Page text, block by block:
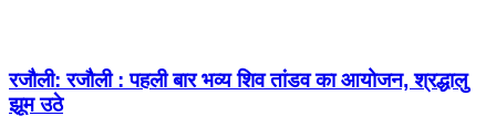
रजौली: रजौली : पहली बार भव्य शिव तांडव का आयोजन, श्रद्धालु
झूम उठे